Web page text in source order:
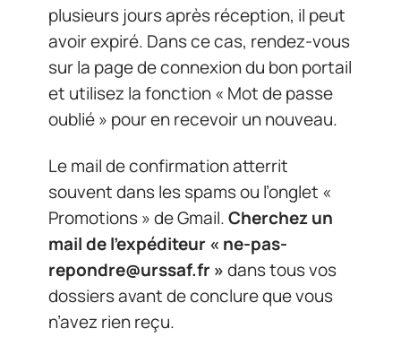
plusieurs jours après réception, il peut
avoir expiré. Dans ce cas, rendez-vous
sur la page de connexion du bon portail
et utilisez la fonction « Mot de passe
oublié » pour en recevoir un nouveau.
Le mail de confirmation atterrit
souvent dans les spams ou l’onglet «
Promotions » de Gmail.Cherchez un
mail de l’expéditeur « ne-pas-
repondre@urssaf.fr»dans tous vos
dossiers avant de conclure que vous
n’avez rien reçu.